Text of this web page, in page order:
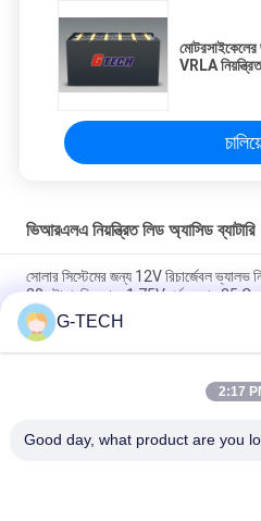
মোটরসাইকেলের
VRLA
ভিআরএলএ নিয়ন্ত্রিত লিড অ্যাসিড ব্যাটারি
সোলার সিস্টেমের জন্য 12V রিচার্জেবল ভ্যালভ
20 ঘন্টা প্রতি কোষে 1.75V পর্যন্ত হার 25 C
2.55 Kg 12V 9Ah VRLA type lead
UPS,Telecom,solar
2.05kg weight 12v sealed valve
G-TECH
2:17
Good day, what product are you